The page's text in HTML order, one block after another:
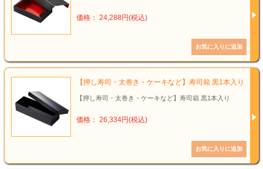
価格： 24,288円(税込)
【押し寿司・太巻き・ケーキなど】寿司箱 黒1本入り
【押し寿司・太巻き・ケーキなど】寿司箱 黒1本入り
価格： 26,334円(税込)